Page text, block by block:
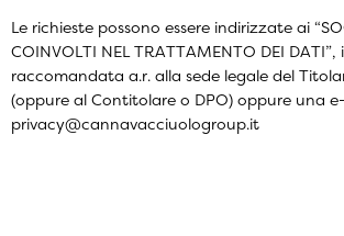
Le richieste possono essere indirizzate ai
COINVOLTI NEL TRATTAMENTO DEI
raccomandata a.r. alla sede legale del
(oppure al Contitolare o DPO) oppure una
privacy@cannavacciuologroup.it